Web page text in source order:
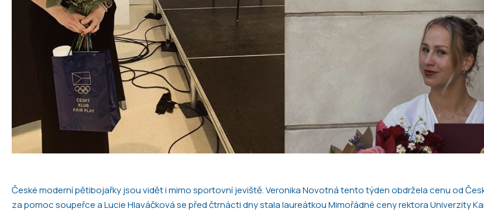
České moderní pětibojařky jsou vidět i mimo sportovní jeviště. Veronika Novotná tento týden obdržela cenu od
za pomoc soupeřce a Lucie Hlaváčková se před čtrnácti dny stala laureátkou Mimořádné ceny rektora Univerzity